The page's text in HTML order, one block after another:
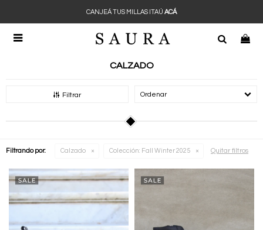

CANJEÁ TUS MILLAS ITAÚ ACÁ
CALZADO
Filtrar Recomendados
Filtrando por: Calzado Colección: Fall Winter 2025 Quitar filtros